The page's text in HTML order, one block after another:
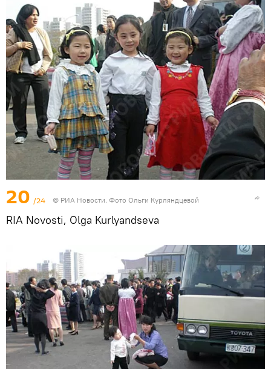
20 /24 © РИА Новости. Фото Ольги Курляндцевой
RIA Novosti, Olga Kurlyandseva